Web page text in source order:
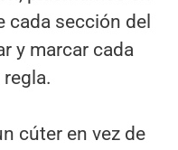
cada sección del
y marcar cada
cúter en vez de